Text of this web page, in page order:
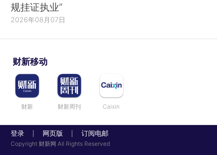
规挂证执业”
2026年08月07日
财新移动
财新 财新周刊 Caixin
登录 网页版 订阅电邮
Copyright 财新网 All Rights Reserved